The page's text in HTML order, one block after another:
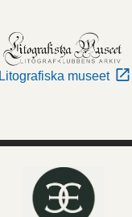
Litografiska museet